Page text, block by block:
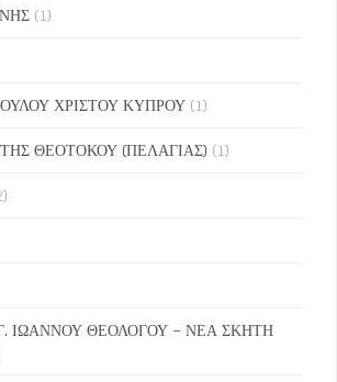
(1)
ΧΡΙΣΤΟΥ ΚΥΠΡΟΥ (1)
ΘΕΟΤΟΚΟΥ (ΠΕΛΑΓΙΑΣ) (1)
ΙΩΑΝΝΟΥ ΘΕΟΛΟΓΟΥ – ΝΕΑ ΣΚΗΤΗ